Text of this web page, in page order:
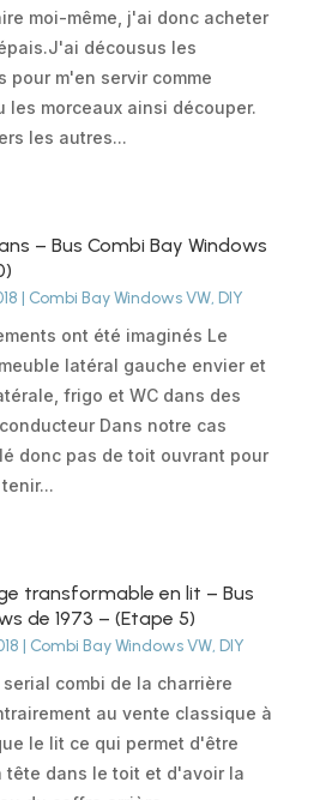
moi-même, j'ai donc acheter
décousus les
pour m'en servir comme
les morceaux ainsi découper.
les autres...
– Bus Combi Bay Windows
| Combi Bay Windows VW, DIY
ont été imaginés Le
latéral gauche envier et
frigo et WC dans des
Dans notre cas
donc pas de toit ouvrant pour
transformable en lit – Bus
de 1973 – (Etape 5)
| Combi Bay Windows VW, DIY
combi de la charrière
au vente classique à
le lit ce qui permet d'être
tête dans le toit et d'avoir la